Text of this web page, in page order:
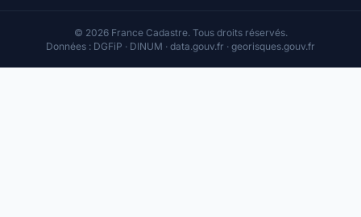
© 2026 France Cadastre. Tous droits réservés.
Données : DGFiP · DINUM · data.gouv.fr · georisques.gouv.fr